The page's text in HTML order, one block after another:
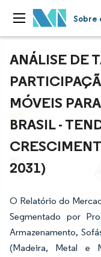
Sobre
ANÁLISE DE
MÓVEIS
BRASIL -
2031)
O Relatório do
Segmentado por
Armazenamento,
(Madeira, Metal e